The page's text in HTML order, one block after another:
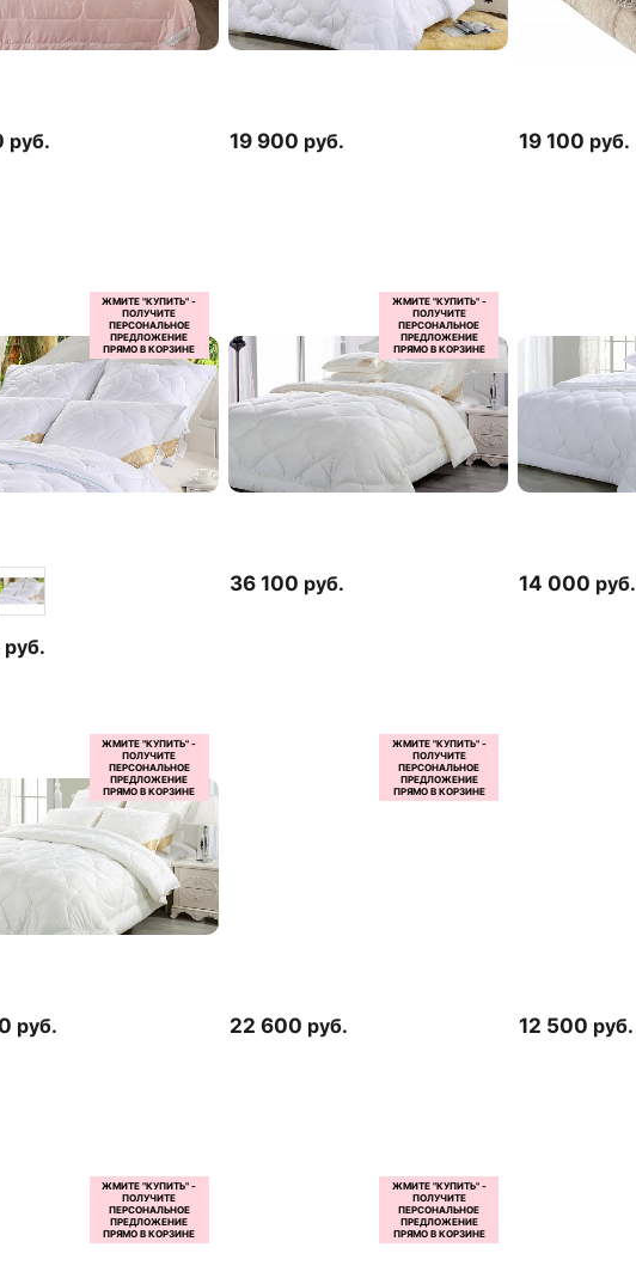
руб. 19 900 руб. 19 100 руб.
руб.
36 100 руб. 14 000 руб.
руб. 22 600 руб. 12 500 руб.